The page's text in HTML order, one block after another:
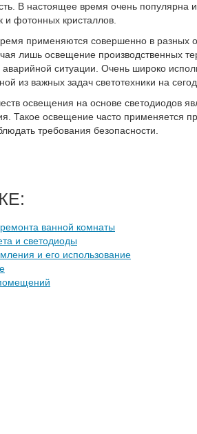
В настоящее время очень популярна
и фотонных кристаллов.
применяются совершенно в разных
лишь освещение производственных
ситуации. Очень широко
из важных задач светотехники на
освещения на основе светодиодов
Такое освещение часто применяется
требования безопасности.
ванной комнаты
и светодиоды
и его использование